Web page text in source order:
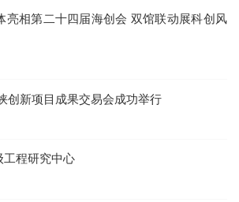
亮相第二十四届海创会 双馆联动展科创风
创新项目成果交易会成功举行
工程研究中心